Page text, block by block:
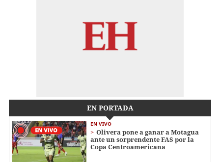
EN PORTADA
EN VIVO
Olivera pone a ganar a Motagua
ante un sorprendente FAS por la
Copa Centroamericana